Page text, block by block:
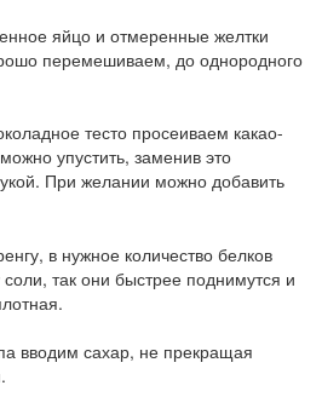
яйцо и отмеренные желтки
перемешиваем, до однородного
тесто просеиваем какао-
упустить, заменив это
При желании можно добавить
в нужное количество белков
так они быстрее поднимутся и
вводим сахар, не прекращая